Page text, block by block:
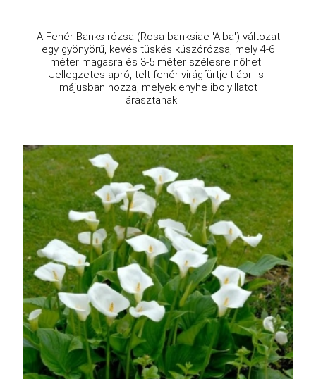
A Fehér Banks rózsa (Rosa banksiae 'Alba') változat
egy gyönyörű, kevés tüskés kúszórózsa, mely 4-6
méter magasra és 3-5 méter szélesre nőhet .
Jellegzetes apró, telt fehér virágfürtjeit április-
májusban hozza, melyek enyhe ibolyillatot
árasztanak . ...